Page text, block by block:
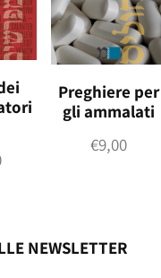
Preghiere per
gli ammalati
€9,00
NEWSLETTER